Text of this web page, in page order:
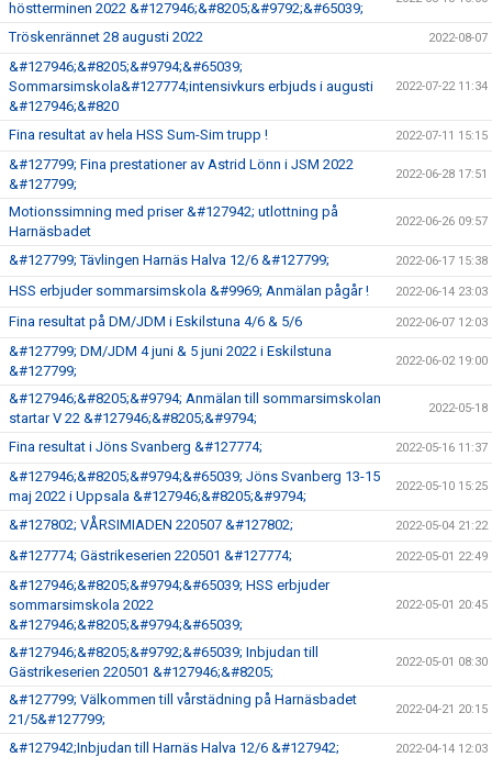
höstterminen 2022 &#127946;&#8205;&#9792;&#65039;
Tröskenrännet 28 augusti 2022 2022-08-07
&#127946;&#8205;&#9794;&#65039;
Sommarsimskola&#127774;intensivkurs erbjuds i augusti
&#127946;&#820
2022-07-22 11:34
Fina resultat av hela HSS Sum-Sim trupp ! 2022-07-11 15:15
&#127799; Fina prestationer av Astrid Lönn i JSM 2022
&#127799;
2022-06-28 17:51
Motionssimning med priser &#127942; utlottning på
Harnäsbadet
2022-06-26 09:57
&#127799; Tävlingen Harnäs Halva 12/6 &#127799; 2022-06-17 15:38
HSS erbjuder sommarsimskola &#9969; Anmälan pågår ! 2022-06-14 23:03
Fina resultat på DM/JDM i Eskilstuna 4/6 & 5/6 2022-06-07 12:03
&#127799; DM/JDM 4 juni & 5 juni 2022 i Eskilstuna
&#127799;
2022-06-02 19:00
&#127946;&#8205;&#9794; Anmälan till sommarsimskolan
startar V 22 &#127946;&#8205;&#9794;
2022-05-18
Fina resultat i Jöns Svanberg &#127774; 2022-05-16 11:37
&#127946;&#8205;&#9794;&#65039; Jöns Svanberg 13-15
maj 2022 i Uppsala &#127946;&#8205;&#9794;
2022-05-10 15:25
&#127802; VÅRSIMIADEN 220507 &#127802; 2022-05-04 21:22
&#127774; Gästrikeserien 220501 &#127774; 2022-05-01 22:49
&#127946;&#8205;&#9794;&#65039; HSS erbjuder
sommarsimskola 2022
&#127946;&#8205;&#9794;&#65039;
2022-05-01 20:45
&#127946;&#8205;&#9792;&#65039; Inbjudan till
Gästrikeserien 220501 &#127946;&#8205;
2022-05-01 08:30
&#127799; Välkommen till vårstädning på Harnäsbadet
21/5&#127799;
2022-04-21 20:15
&#127942;Inbjudan till Harnäs Halva 12/6 &#127942; 2022-04-14 12:03